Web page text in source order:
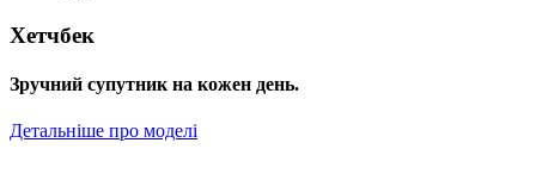
Хетчбек
Зручний супутник на кожен день.
Детальніше про моделі